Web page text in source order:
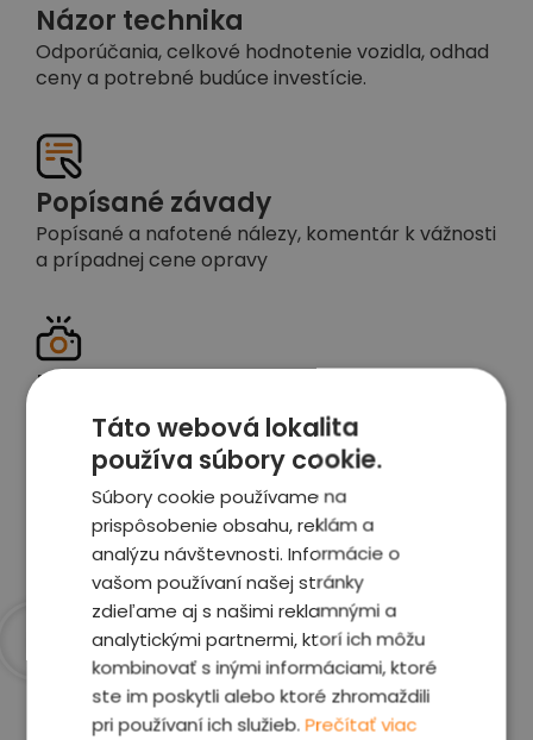
Názor technika
Odporúčania, celkové hodnotenie vozidla, odhad
ceny a potrebné budúce investície.
Popísané závady
Popísané a nafotené nálezy, komentár k vážnosti
a prípadnej cene opravy
Detailné foto aj video
Celé auto z exteriéru aj interiéru nafotíme
vrátane závad a poškodení
Zobraziť report
Prečo sme najlepšia
Táto webová lokalita
používa súbory cookie.
Súbory cookie používame na
prispôsobenie obsahu, reklám a
analýzu návštevnosti. Informácie o
vašom používaní našej stránky
zdieľame aj s našimi reklamnými a
analytickými partnermi, ktorí ich môžu
kombinovať s inými informáciami, ktoré
ste im poskytli alebo ktoré zhromaždili
pri používaní ich služieb.Prečítať viac